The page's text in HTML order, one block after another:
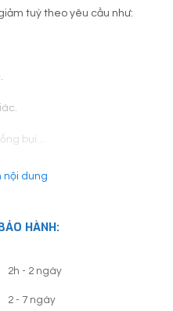
tuỳ theo yêu cầu như:
bụi…
thực tế có thể thay đổi so với
nội dung
HÀNH:
2h - 2 ngày
2 - 7 ngày